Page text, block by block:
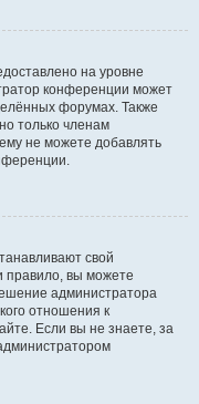
на уровне
конференции может
форумах. Также
только членам
не можете добавлять
свой
правило, вы можете
администратора
отношения к
Если вы не знаете, за